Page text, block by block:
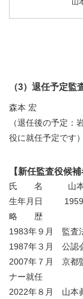
山
（3）退任予定監
森本 宏
（退任後の予定：
役に就任予定です）
【新任監査役候補
氏 名 山本 眞
生年月日 1959
略 歴
1983年９月 監査
1987年３月 公認
2007年７月 京都
ナー就任
2022年８月 山本